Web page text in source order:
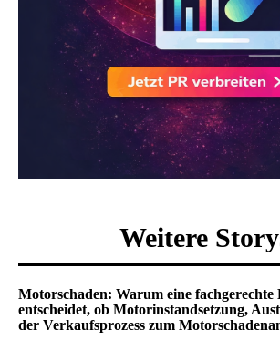
Weitere
Motorschaden: Warum eine fachgerechte
entscheidet, ob Motorinstandsetzung,
der Verkaufsprozess zum